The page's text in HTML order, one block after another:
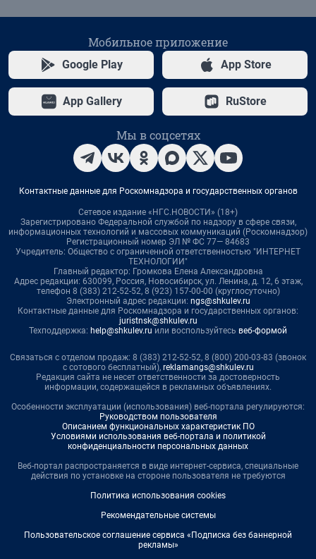
Мобильное приложение
Google Play App Store
App Gallery RuStore
Мы в соцсетях
Контактные данные для Роскомнадзора и государственных органов
Сетевое издание «НГС.НОВОСТИ» (18+)
Зарегистрировано Федеральной службой по надзору в сфере связи,
информационных технологий и массовых коммуникаций (Роскомнадзор)
Регистрационный номер ЭЛ № ФС 77— 84683
Учредитель: Общество с ограниченной ответственностью "ИНТЕРНЕТ
ТЕХНОЛОГИИ"
Главный редактор: Громкова Елена Александровна
Адрес редакции: 630099, Россия, Новосибирск, ул. Ленина, д. 12, 6 этаж,
телефон 8 (383) 212-52-52, 8 (923) 157-00-00 (круглосуточно)
Электронный адрес редакции: ngs@shkulev.ru
Контактные данные для Роскомнадзора и государственных органов:
juristnsk@shkulev.ru
Техподдержка: help@shkulev.ru или воспользуйтесь веб-формой
Связаться с отделом продаж: 8 (383) 212-52-52, 8 (800) 200-03-83 (звонок
с сотового бесплатный), reklamangs@shkulev.ru
Редакция сайта не несет ответственности за достоверность
информации, содержащейся в рекламных объявлениях.
Особенности эксплуатации (использования) веб-портала регулируются:
Руководством пользователя
Описанием функциональных характеристик ПО
Условиями использования веб-портала и политикой
конфиденциальности персональных данных
Веб-портал распространяется в виде интернет-сервиса, специальные
действия по установке на стороне пользователя не требуются
Политика использования cookies
Рекомендательные системы
Пользовательское соглашение сервиса «Подписка без баннерной
рекламы»